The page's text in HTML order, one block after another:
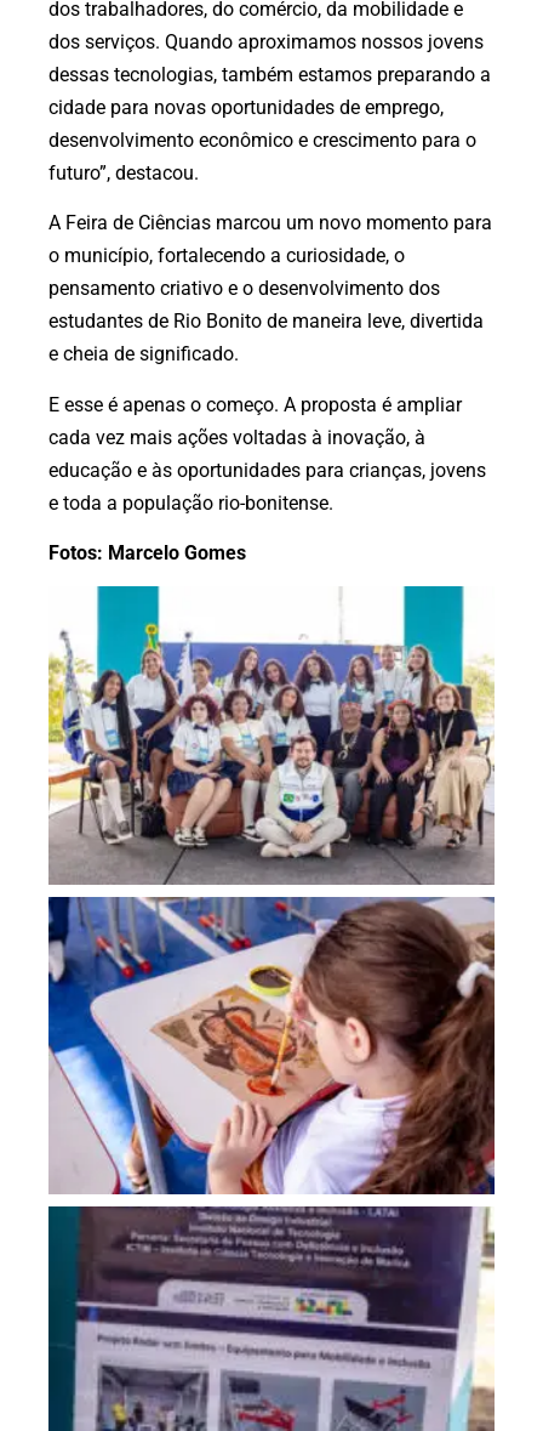
dos trabalhadores, do comércio, da mobilidade e
dos serviços. Quando aproximamos nossos jovens
dessas tecnologias, também estamos preparando a
cidade para novas oportunidades de emprego,
desenvolvimento econômico e crescimento para o
futuro”, destacou.
A Feira de Ciências marcou um novo momento para
o município, fortalecendo a curiosidade, o
pensamento criativo e o desenvolvimento dos
estudantes de Rio Bonito de maneira leve, divertida
e cheia de significado.
E esse é apenas o começo. A proposta é ampliar
cada vez mais ações voltadas à inovação, à
educação e às oportunidades para crianças, jovens
e toda a população rio-bonitense.
Fotos: Marcelo Gomes